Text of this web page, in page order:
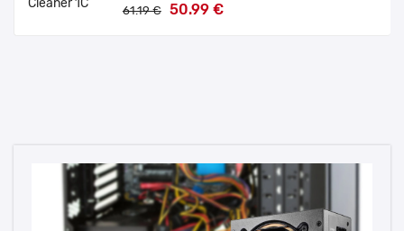
61.19 € 50.99 €